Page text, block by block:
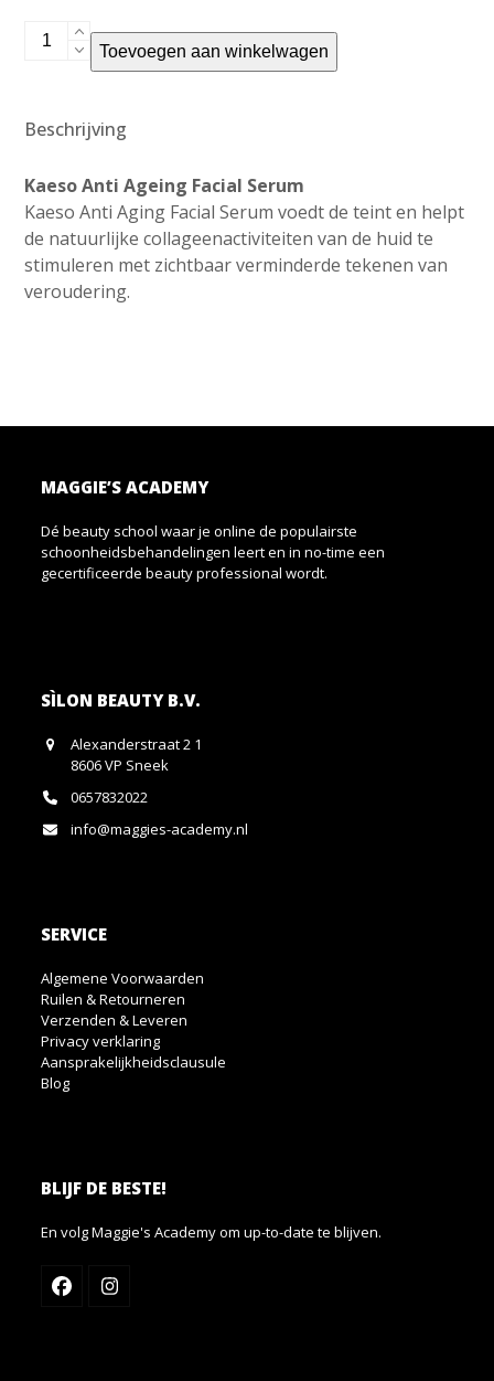
Kaeso
Serum
Toevoegen aan winkelwagen
Beschrijving
Kaeso Anti Ageing Facial Serum
Kaeso Anti Aging Facial Serum voedt de teint en helpt
de natuurlijke collageenactiviteiten van de huid te
stimuleren met zichtbaar verminderde tekenen van
veroudering.
MAGGIE’S ACADEMY
Dé beauty school waar je online de populairste
schoonheidsbehandelingen leert en in no-time een
gecertificeerde beauty professional wordt.
SÌLON BEAUTY B.V.
Alexanderstraat 2 1
8606 VP Sneek
0657832022
info@maggies-academy.nl
SERVICE
Algemene Voorwaarden
Ruilen & Retourneren
Verzenden & Leveren
Privacy verklaring
Aansprakelijkheidsclausule
Blog
BLIJF DE BESTE!
En volg Maggie's Academy om up-to-date te blijven.
FacebookInstagram